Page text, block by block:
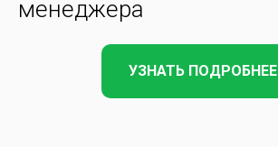
менеджера
УЗНАТЬ ПОДРОБНЕЕ